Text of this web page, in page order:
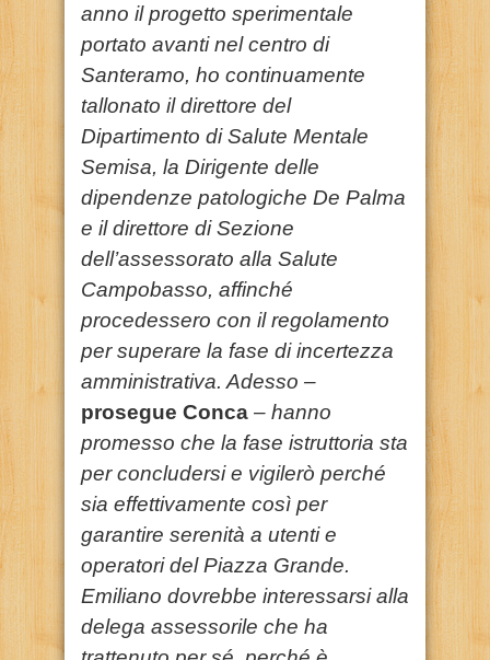
anno il progetto sperimentale
portato avanti nel centro di
Santeramo, ho continuamente
tallonato il direttore del
Dipartimento di Salute Mentale
Semisa, la Dirigente delle
dipendenze patologiche De Palma
e il direttore di Sezione
dell’assessorato alla Salute
Campobasso, affinché
procedessero con il regolamento
per superare la fase di incertezza
amministrativa. Adesso –
prosegue Conca – hanno
promesso che la fase istruttoria sta
per concludersi e vigilerò perché
sia effettivamente così per
garantire serenità a utenti e
operatori del Piazza Grande.
Emiliano dovrebbe interessarsi alla
delega assessorile che ha